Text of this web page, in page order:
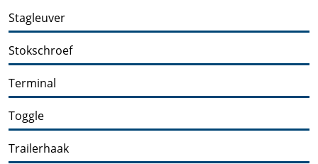
Stagleuver
Stokschroef
Terminal
Toggle
Trailerhaak